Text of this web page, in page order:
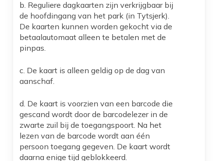
b. Reguliere dagkaarten zijn verkrijgbaar bij
de hoofdingang van het park (in Tytsjerk).
De kaarten kunnen worden gekocht via de
betaalautomaat alleen te betalen met de
pinpas.
c. De kaart is alleen geldig op de dag van
aanschaf.
d. De kaart is voorzien van een barcode die
gescand wordt door de barcodelezer in de
zwarte zuil bij de toegangspoort. Na het
lezen van de barcode wordt aan één
persoon toegang gegeven. De kaart wordt
daarna enige tijd geblokkeerd.